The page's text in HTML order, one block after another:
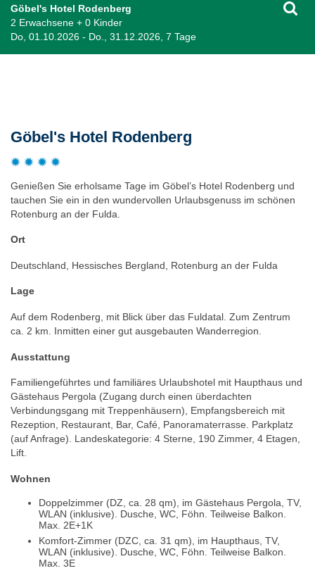
Göbel's Hotel Rodenberg
2 Erwachsene + 0 Kinder
Do, 01.10.2026 - Do., 31.12.2026, 7 Tage
Göbel's Hotel Rodenberg
Genießen Sie erholsame Tage im Göbel’s Hotel Rodenberg und
tauchen Sie ein in den wundervollen Urlaubsgenuss im schönen
Rotenburg an der Fulda.
Ort
Deutschland, Hessisches Bergland, Rotenburg an der Fulda
Lage
Auf dem Rodenberg, mit Blick über das Fuldatal. Zum Zentrum
ca. 2 km. Inmitten einer gut ausgebauten Wanderregion.
Ausstattung
Familiengeführtes und familiäres Urlaubshotel mit Haupthaus und
Gästehaus Pergola (Zugang durch einen überdachten
Verbindungsgang mit Treppenhäusern), Empfangsbereich mit
Rezeption, Restaurant, Bar, Café, Panoramaterrasse. Parkplatz
(auf Anfrage). Landeskategorie: 4 Sterne, 190 Zimmer, 4 Etagen,
Lift.
Wohnen
Doppelzimmer (DZ, ca. 28 qm), im Gästehaus Pergola, TV,
WLAN (inklusive). Dusche, WC, Föhn. Teilweise Balkon.
Max. 2E+1K
Komfort-Zimmer (DZC, ca. 31 qm), im Haupthaus, TV,
WLAN (inklusive). Dusche, WC, Föhn. Teilweise Balkon.
Max. 3E